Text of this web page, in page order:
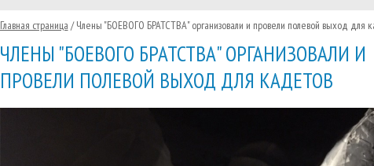
Главная страница / Члены "БОЕВОГО БРАТСТВА" организовали и провели полевой выход для
ЧЛЕНЫ "БОЕВОГО БРАТСТВА" ОРГАНИЗОВАЛИ И
ПРОВЕЛИ ПОЛЕВОЙ ВЫХОД ДЛЯ КАДЕТОВ